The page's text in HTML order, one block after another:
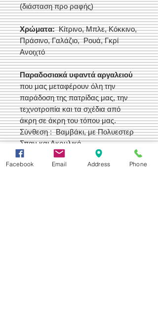
(διάσταση προ ραφής)
Χρώματα:Κίτρινο, Μπλε, Κόκκινο,
Πράσινο, Γαλάζιο, Ρουά, Γκρί
Ανοιχτό
Παραδοσιακά υφαντά αργαλειού
που μας μεταφέρουν όλη την
παράδοση της πατρίδας μας, την
τεχνοτροπία και τα σχέδια από
άκρη σε άκρη του τόπου μας.
Σύνθεση : Βαμβάκι, με Πολυεστερ
Σπαν και Ακρυλικό.
Ελληνικής Παραγωγής
Facebook Email Address Phone